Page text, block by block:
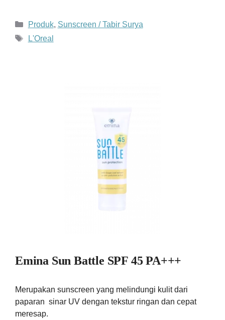
Kategori
Produk, Sunscreen / Tabir Surya
Tag
L'Oreal
Emina Sun Battle SPF 45 PA+++
Merupakan sunscreen yang melindungi kulit dari
paparan sinar UV dengan tekstur ringan dan cepat
meresap.